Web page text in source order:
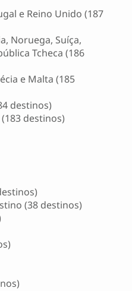
e Reino Unido (187
Noruega, Suíça,
Tcheca (186
e Malta (185
destinos)
destinos)
(38 destinos)